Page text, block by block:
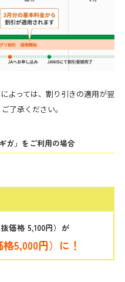
よっては、割り引きの適用が翌
了承ください。
ガ」をご利用の場合
価格 5,100円）が
格5,000円）に！